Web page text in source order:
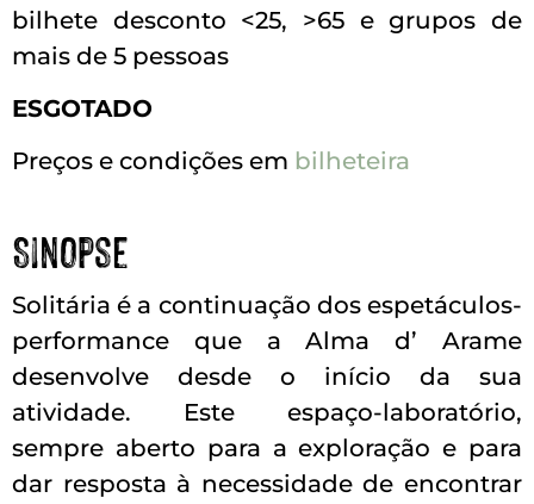
bilhete desconto <25, >65 e grupos de
mais de 5 pessoas
ESGOTADO
Preços e condições em bilheteira
Sinopse
Solitária é a continuação dos espetáculos-
performance que a Alma d’ Arame
desenvolve desde o início da sua
atividade. Este espaço-laboratório,
sempre aberto para a exploração e para
dar resposta à necessidade de encontrar